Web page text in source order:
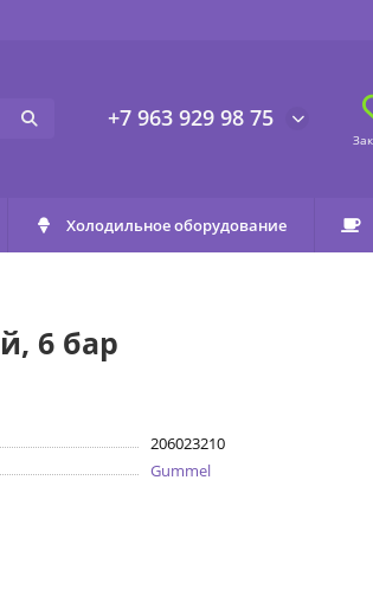
+7 963 929 98 75
Холодильное оборудование
6 бар
206023210
Gummel